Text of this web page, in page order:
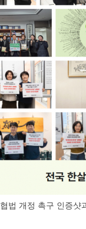
법 개정 촉구 인증샷